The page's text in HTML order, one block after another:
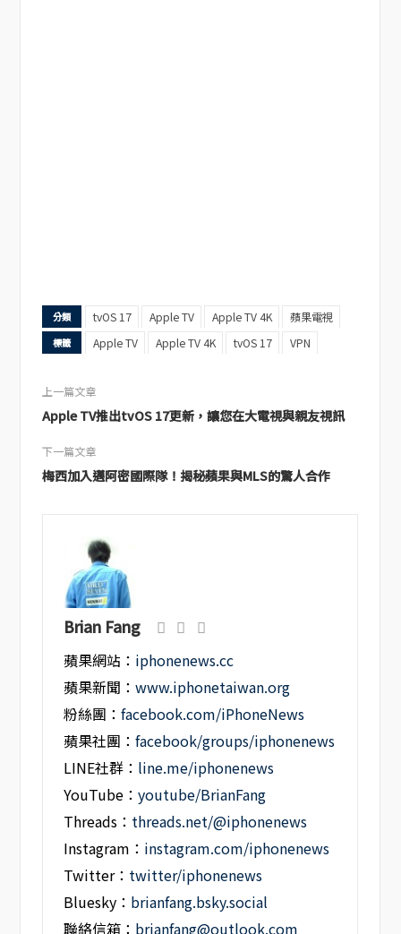
分類 tvOS 17 Apple TV Apple TV 4K 蘋果電視
標籤 Apple TV Apple TV 4K tvOS 17 VPN
上一篇文章
Apple TV推出tvOS 17更新，讓您在大電視與親友視訊
下一篇文章
梅西加入邁阿密國際隊！揭秘蘋果與MLS的驚人合作
Brian Fang
蘋果網站： iphonenews.cc
蘋果新聞：www.iphonetaiwan.org
粉絲團：facebook.com/iPhoneNews
蘋果社團：facebook/groups/iphonenews
LINE社群： line.me/iphonenews
YouTube：youtube/BrianFang
Threads： threads.net/@iphonenews
Instagram： instagram.com/iphonenews
Twitter： twitter/iphonenews
Bluesky： brianfang.bsky.social
聯絡信箱： brianfang@outlook.com